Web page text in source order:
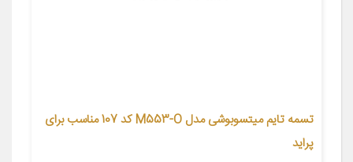
تسمه تایم میتسوبوشی مدل M553-O کد 107 مناسب برای
پراید